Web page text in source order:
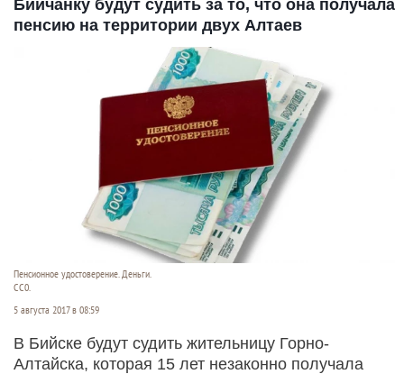
Бийчанку будут судить за то, что она получала
пенсию на территории двух Алтаев
Пенсионное удостоверение. Деньги.
СС0.
5 августа 2017 в 08:59
В Бийске будут судить жительницу Горно-
Алтайска, которая 15 лет незаконно получала